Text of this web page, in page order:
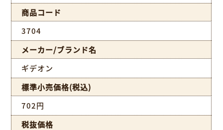
商品コード
3704
メーカー/ブランド名
ギデオン
標準小売価格(税込)
702円
税抜価格